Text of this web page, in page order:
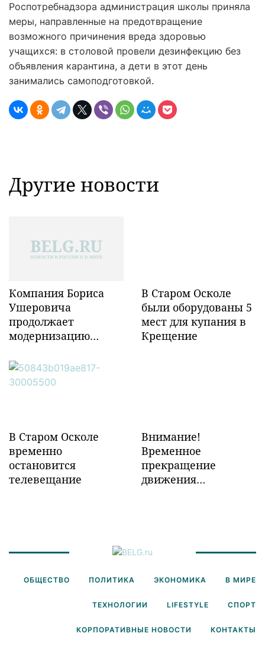
Роспотребнадзора администрация школы приняла
меры, направленные на предотвращение
возможного причинения вреда здоровью
учащихся: в столовой провели дезинфекцию без
объявления карантина, а дети в этот день
занимались самоподготовкой.
Другие новости
Компания Бориса
Ушеровича
продолжает
модернизацию
инфраструктуры в
Забайкалье
В Старом Осколе
были оборудованы 5
мест для купания в
Крещение
В Старом Осколе
временно
остановится
телевещание
Внимание!
Временное
прекращение
движения
ОБЩЕСТВО ПОЛИТИКА ЭКОНОМИКА В МИРЕ
ТЕХНОЛОГИИ LIFESTYLE СПОРТ
КОРПОРАТИВНЫЕ НОВОСТИ КОНТАКТЫ